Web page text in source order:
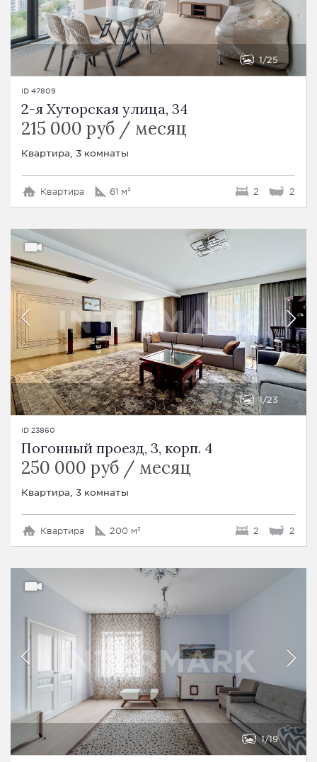
1 25
ID 47809
2-я Хуторская улица, 34
215 000 руб / месяц
Квартира, 3 комнаты
Квартира 61 м² 2 2
1 23
ID 23860
Погонный проезд, 3, корп. 4
250 000 руб / месяц
Квартира, 3 комнаты
Квартира 200 м² 2 2
1 19